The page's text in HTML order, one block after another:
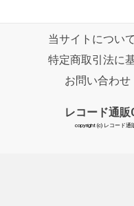
当サイトについて
特定商取引法に
お問い合わせ
レコード通販
copyright (c) レコード通